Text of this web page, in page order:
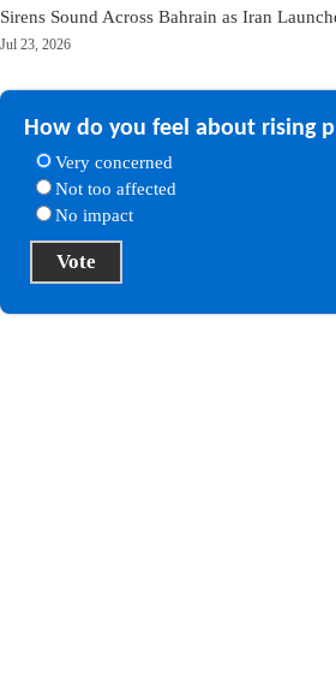
Sirens Sound Across Bahrain as Iran
Jul 23, 2026
How do you feel about rising
Very concerned
Not too affected
No impact